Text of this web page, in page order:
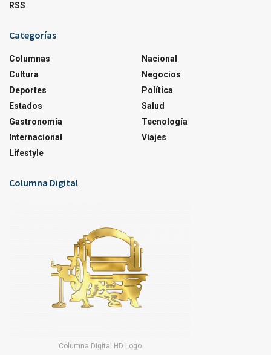
RSS
Categorías
Columnas
Cultura
Deportes
Estados
Gastronomía
Internacional
Lifestyle
Nacional
Negocios
Política
Salud
Tecnología
Viajes
Columna Digital
Columna Digital HD Logo